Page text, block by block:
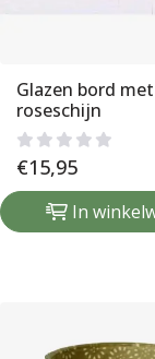
Glazen bord
roseschijn
€15,95
In